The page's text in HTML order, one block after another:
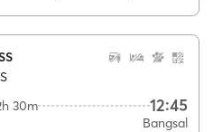
30m 12:45
Bangsal